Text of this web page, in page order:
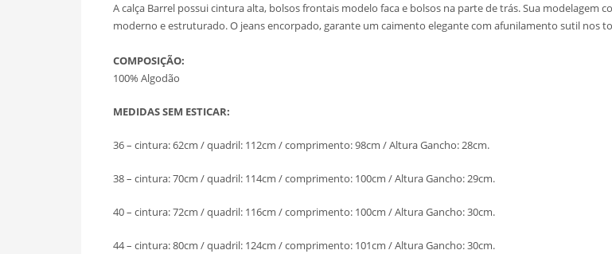
A calça Barrel possui cintura alta, bolsos frontais modelo faca e bolsos na parte de trás. Sua modelagem
moderno e estruturado. O jeans encorpado, garante um caimento elegante com afunilamento sutil nos
COMPOSIÇÃO:
100% Algodão
MEDIDAS SEM ESTICAR:
36 – cintura: 62cm / quadril: 112cm / comprimento: 98cm / Altura Gancho: 28cm.
38 – cintura: 70cm / quadril: 114cm / comprimento: 100cm / Altura Gancho: 29cm.
40 – cintura: 72cm / quadril: 116cm / comprimento: 100cm / Altura Gancho: 30cm.
44 – cintura: 80cm / quadril: 124cm / comprimento: 101cm / Altura Gancho: 30cm.